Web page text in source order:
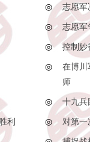
◎ 志愿军
◎ 志愿军
◎ 控制妙
◎
在博川
师
◎ 十九兵
利 ◎ 对第一